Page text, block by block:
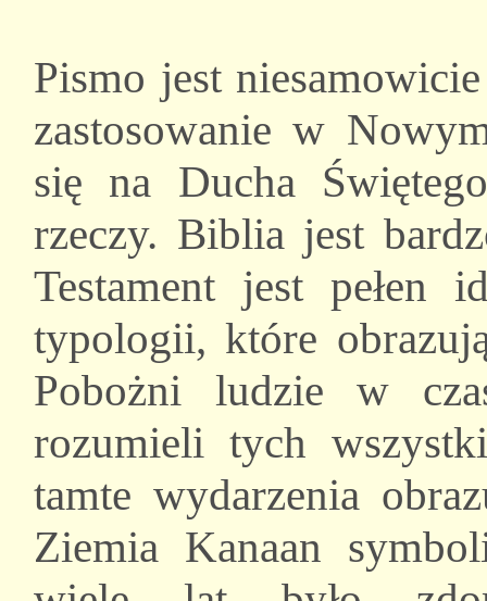
Pismo jest
zastosowanie w
się na Ducha
rzeczy. Biblia jest
Testament jest pełen
typologii, które
Pobożni ludzie w
rozumieli tych
tamte wydarzenia
Ziemia Kanaan